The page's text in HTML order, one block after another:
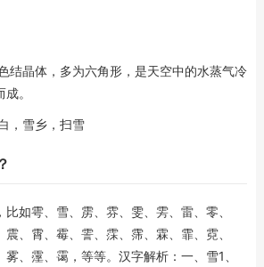
结晶体，多为六角形，是天空中的水蒸气冷
。
，雪乡，扫雪
如雩、雪、雳、雰、雯、雱、雷、零、
、霄、霉、霅、霂、霈、霖、霏、霓、
、霪、霭，等等。汉字解析：一、雪1、